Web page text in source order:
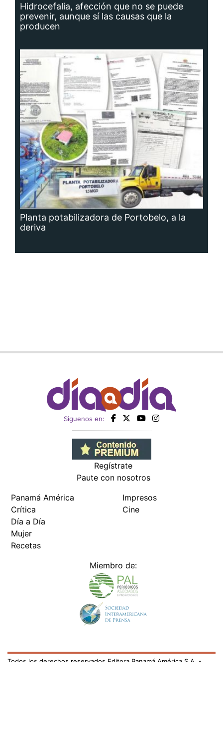
Hidrocefalia, afección que no se puede
prevenir, aunque sí las causas que la
producen
Planta potabilizadora de Portobelo, a la
deriva
Siguenos en:
Regístrate
Paute con nosotros
Panamá América
Crítica
Día a Día
Mujer
Recetas
Impresos
Cine
Miembro de:
Todos los derechos reservados Editora Panamá América S.A. -